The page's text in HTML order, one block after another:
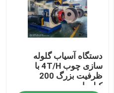
دستگاه آسیاب گلوله
سازی چوب 4T/H با
ظرفیت بزرگ 200
کیلووات